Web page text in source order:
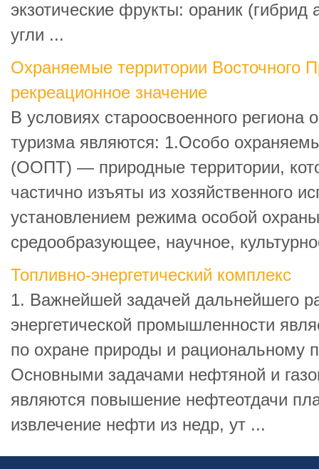
экзотические фрукты: ораник
угли ...
Охраняемые территории Восточного
рекреационное значение
В условиях староосвоенного региона
туризма являются: 1.Особо
(ООПТ) — природные территории,
частично изъяты из хозяйственного
установлением режима особой
средообразующее, научное,
Топливно-энергетический комплекс
1. Важнейшей задачей дальнейшего
энергетической промышленности
по охране природы и рациональному
Основными задачами нефтяной и
являются повышение нефтеотдачи
извлечение нефти из недр, ут ...